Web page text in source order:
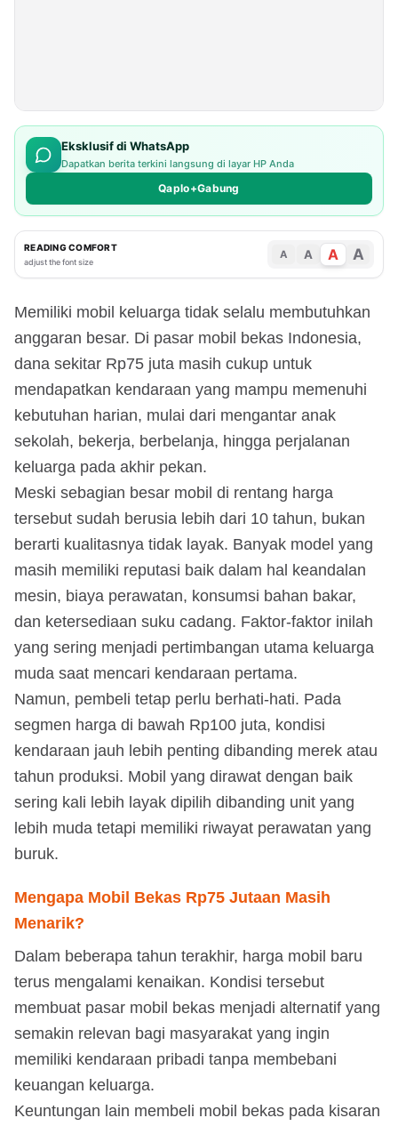
Eksklusif di WhatsApp
Dapatkan berita terkini langsung di layar HP Anda
Qaplo+Gabung
READING COMFORT
adjust the font size
A A A A
Memiliki mobil keluarga tidak selalu membutuhkan
anggaran besar. Di pasar mobil bekas Indonesia,
dana sekitar Rp75 juta masih cukup untuk
mendapatkan kendaraan yang mampu memenuhi
kebutuhan harian, mulai dari mengantar anak
sekolah, bekerja, berbelanja, hingga perjalanan
keluarga pada akhir pekan.
Meski sebagian besar mobil di rentang harga
tersebut sudah berusia lebih dari 10 tahun, bukan
berarti kualitasnya tidak layak. Banyak model yang
masih memiliki reputasi baik dalam hal keandalan
mesin, biaya perawatan, konsumsi bahan bakar,
dan ketersediaan suku cadang. Faktor-faktor inilah
yang sering menjadi pertimbangan utama keluarga
muda saat mencari kendaraan pertama.
Namun, pembeli tetap perlu berhati-hati. Pada
segmen harga di bawah Rp100 juta, kondisi
kendaraan jauh lebih penting dibanding merek atau
tahun produksi. Mobil yang dirawat dengan baik
sering kali lebih layak dipilih dibanding unit yang
lebih muda tetapi memiliki riwayat perawatan yang
buruk.
Mengapa Mobil Bekas Rp75 Jutaan Masih
Menarik?
Dalam beberapa tahun terakhir, harga mobil baru
terus mengalami kenaikan. Kondisi tersebut
membuat pasar mobil bekas menjadi alternatif yang
semakin relevan bagi masyarakat yang ingin
memiliki kendaraan pribadi tanpa membebani
keuangan keluarga.
Keuntungan lain membeli mobil bekas pada kisaran